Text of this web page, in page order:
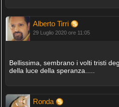
Alberto Tirri
29 Luglio 2020 ore 11:05
Bellissima, sembrano i volti tristi
della luce della speranza.....
Ronda